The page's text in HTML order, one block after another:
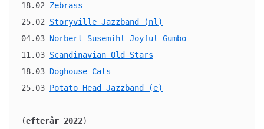
18.02 Zebrass
25.02 Storyville Jazzband (nl)
04.03 Norbert Susemihl Joyful Gumbo
11.03 Scandinavian Old Stars
18.03 Doghouse Cats
25.03 Potato Head Jazzband (e)
(efterår 2022)